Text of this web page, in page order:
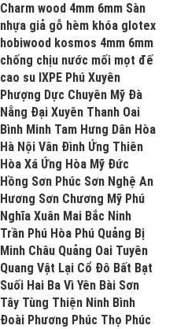
Charm wood 4mm 6mm Sàn
nhựa giả gỗ hèm khóa glotex
hobiwood kosmos 4mm 6mm
chống chịu nước mối mọt đế
cao su IXPE Phú Xuyên
Phượng Dực Chuyên Mỹ Đà
Nẵng Đại Xuyên Thanh Oai
Bình Minh Tam Hưng Dân Hòa
Hà Nội Vân Đình Ứng Thiên
Hòa Xá Ứng Hòa Mỹ Đức
Hồng Sơn Phúc Sơn Nghệ An
Hương Sơn Chương Mỹ Phú
Nghĩa Xuân Mai Bắc Ninh
Trần Phú Hòa Phú Quảng Bị
Minh Châu Quảng Oai Tuyên
Quang Vật Lại Cổ Đô Bất Bạt
Suối Hai Ba Vì Yên Bài Sơn
Tây Tùng Thiện Ninh Bình
Đoài Phương Phúc Thọ Phúc